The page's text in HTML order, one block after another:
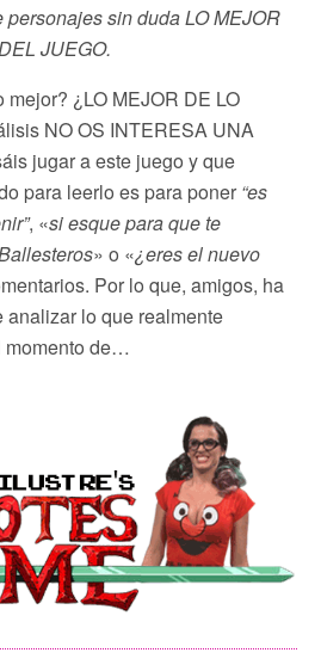
sin duda LO MEJOR
DEL JUEGO.
¿LO MEJOR DE LO
NO OS INTERESA UNA
jugar a este juego y que
para leerlo es para poner “es
, «si esque para que te
» o «¿eres el nuevo
Por lo que, amigos, ha
analizar lo que realmente
momento de…